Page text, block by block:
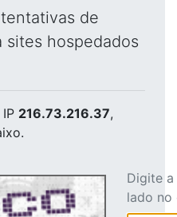
de
sites hospedados
216.73.216.37,
Digite
lado no